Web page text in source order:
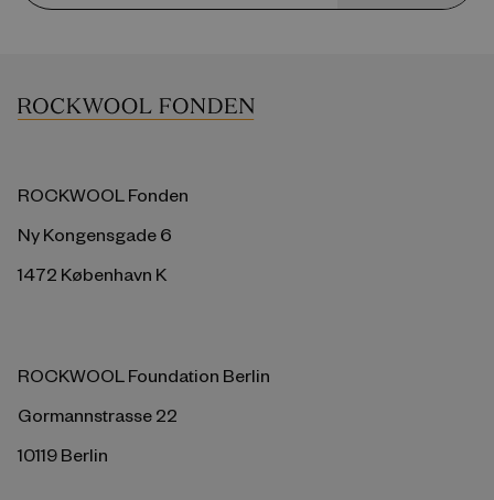
ROCKWOOL Fonden
Ny Kongensgade 6
1472 København K
ROCKWOOL Foundation Berlin
Gormannstrasse 22
10119 Berlin